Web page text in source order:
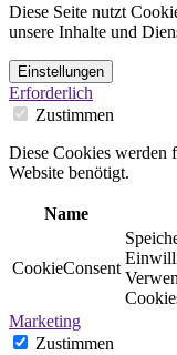
Diese Seite nutzt
unsere Inhalte und
Einstellungen
Erforderlich
Zustimmen
Diese Cookies werden
Website benötigt.
Name
CookieConsent
Marketing
Zustimmen